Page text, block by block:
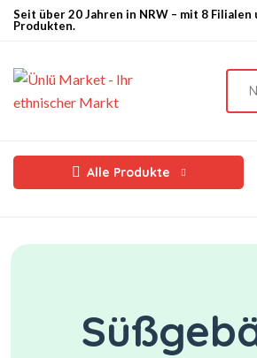
Seit über 20 Jahren in NRW – mit 8 Filialen
Produkten.
Alle Produkte